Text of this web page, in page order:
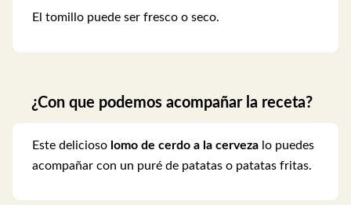
El tomillo puede ser fresco o seco.
¿Con que podemos acompañar la receta?
Este delicioso lomo de cerdo a la cerveza lo puedes
acompañar con un puré de patatas o patatas fritas.